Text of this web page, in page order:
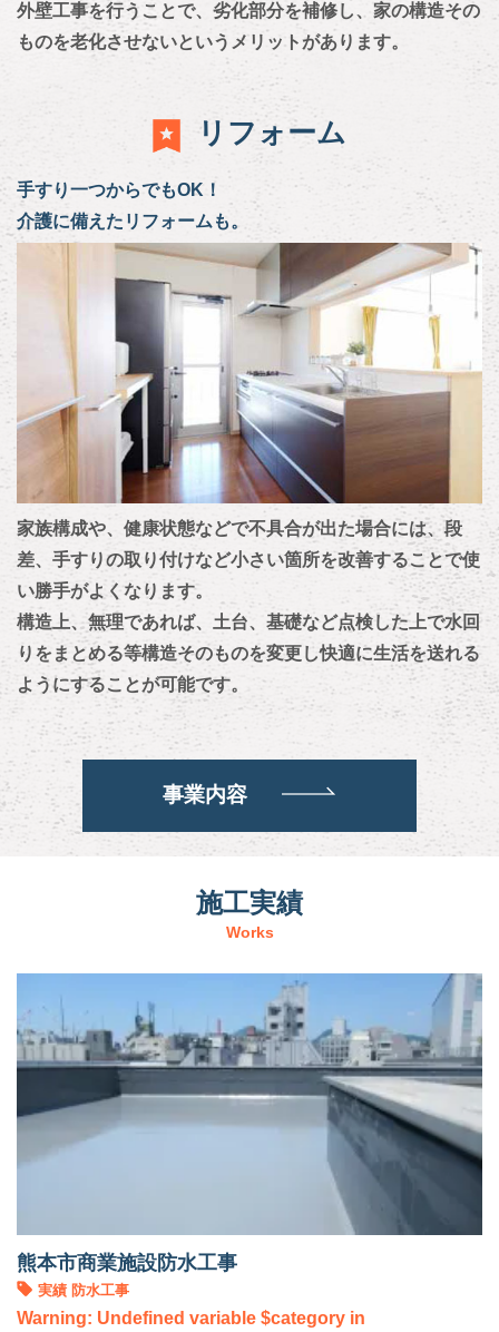
外壁工事を行うことで、劣化部分を補修し、家の構造その
ものを老化させないというメリットがあります。
リフォーム
手すり一つからでもOK！
介護に備えたリフォームも。
家族構成や、健康状態などで不具合が出た場合には、段
差、手すりの取り付けなど小さい箇所を改善することで使
い勝手がよくなります。
構造上、無理であれば、土台、基礎など点検した上で水回
りをまとめる等構造そのものを変更し快適に生活を送れる
ようにすることが可能です。
事業内容
施工実績
Works
熊本市商業施設防水工事
実績 防水工事
Warning: Undefined variable $category in